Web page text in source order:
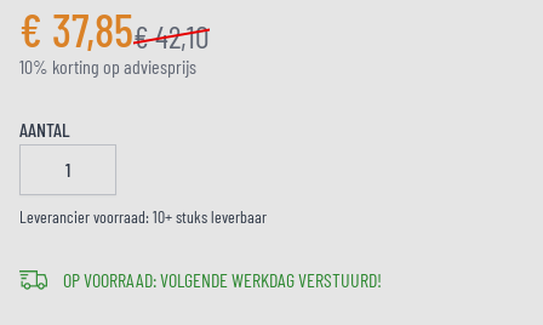
€ 37,85€ 42,10
10% korting op adviesprijs
AANTAL
Leverancier voorraad: 10+ stuks leverbaar
OP VOORRAAD: VOLGENDE WERKDAG VERSTUURD!